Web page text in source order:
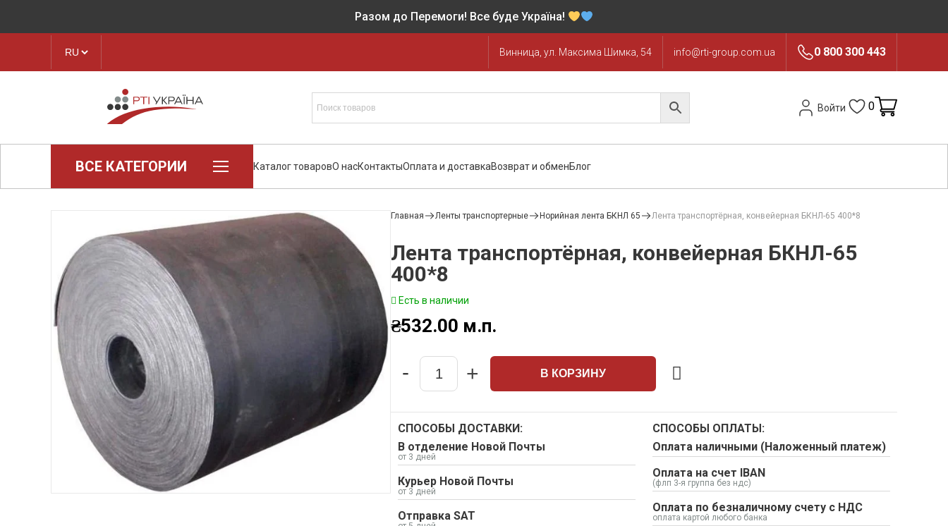
Разом до Перемоги! Все буде Україна!
Винница, ул. Максима Шимка, 54 info@rti-group.com.ua 0 800 300 443
Войти 0
ВСЕ КАТЕГОРИИ
Техпластина, листовая резина
Конструкционные пластики и
полимеры
Ленты транспортерные
Рукава, шланги
Хомуты и БРСМ соединения
Набивки сальниковые
Композитные материалы Resimac
Парафиновая эмульсия
⇣ Показать все категории ⇣
Каталог товаровО насКонтактыОплата и доставкаВозврат и обменБлог
Главная Ленты транспортерные Норийная лента БКНЛ 65 Лента транспортёрная, конвейерная БКНЛ-65 400*8
Лента транспортёрная, конвейерная БКНЛ-65
400*8
Есть в наличии
₴532.00 м.п.
Quantity
- + В КОРЗИНУ
СПОСОБЫ ДОСТАВКИ:
В отделение Новой Почты
от 3 дней
Курьер Новой Почты
от 3 дней
Отправка SAT
СПОСОБЫ ОПЛАТЫ:
Оплата наличными (Наложенный платеж)
Оплата на счет IBAN
(флп 3-я группа без ндс)
Оплата по безналичному счету с НДС
оплата картой любого банка